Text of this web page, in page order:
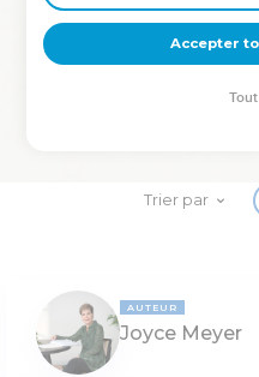
deviennent vos tremplins.
équipe, un groupe ou une
Trier par
AUTEUR
Joyce Meyer
Accepter